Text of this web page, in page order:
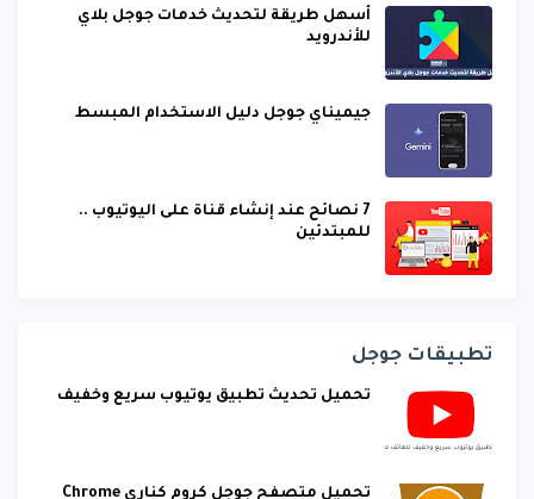
أسهل طريقة لتحديث خدمات جوجل بلاي
للأندرويد
جيميناي جوجل دليل الاستخدام المبسط
7 نصائح عند إنشاء قناة على اليوتيوب ..
للمبتدئين
تطبيقات جوجل
تحميل تحديث تطبيق يوتيوب سريع وخفيف
تحميل متصفح جوجل كروم كناري Chrome